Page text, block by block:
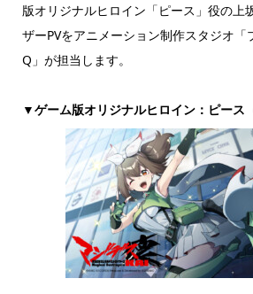
版オリジナルヒロイン「ピース」役の上
ザーPVをアニメーション制作スタジオ「
Q」が担当します。
▼ゲーム版オリジナルヒロイン：ピース